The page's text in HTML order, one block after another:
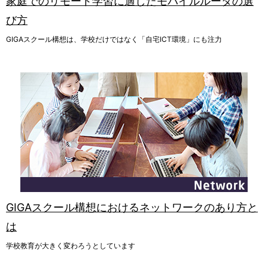
GIGAスクール構想は、学校だけではなく「自宅ICT環境」にも注力
び方
学校教育が大きく変わろうとしています
GIGAスクール構想におけるネットワークのあり方と
は